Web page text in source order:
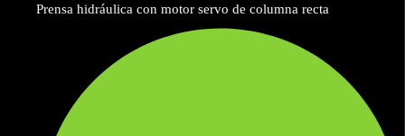
Prensa hidráulica con motor servo de columna recta